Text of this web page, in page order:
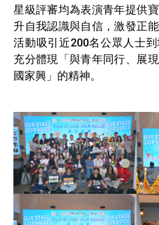
星級評審均為表演青年提供
升自我認識與自信，激發正
活動吸引近200名公眾人士
充分體現「與青年同行、展
國家興」的精神。